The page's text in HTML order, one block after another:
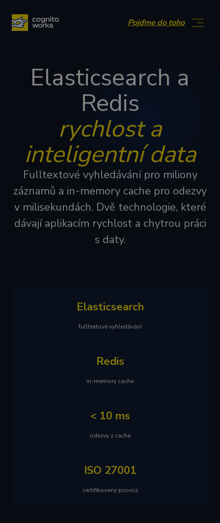
Pojďme do toho
Elasticsearch a
Redis
rychlost a
inteligentní data
Fulltextové vyhledávání pro miliony
záznamů a in-memory cache pro odezvy
v milisekundách. Dvě technologie, které
dávají aplikacím rychlost a chytrou práci
s daty.
Elasticsearch
fulltextové vyhledávání
Redis
in-memory cache
< 10 ms
odezvy z cache
ISO 27001
certifikovaný provoz